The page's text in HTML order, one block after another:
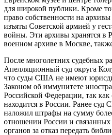
для широкой публики. Кроме
право собственности на
изъяты Советской армией у
войны. Эти архивы хранятся в
военном архиве в Москве,
После многолетних судебных
Апелляционный суд округа
что суды США не имеют
Законом об иммунитете
Российской Федерации, так как
находится в России. Ранее
наложил штрафы на сумму
отношении России и связанных
органов за отказ передать